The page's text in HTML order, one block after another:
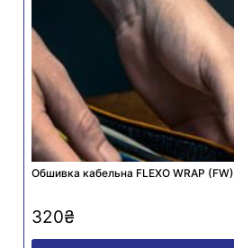
Обшивка кабельна FLEXO WRAP (FW)
320₴